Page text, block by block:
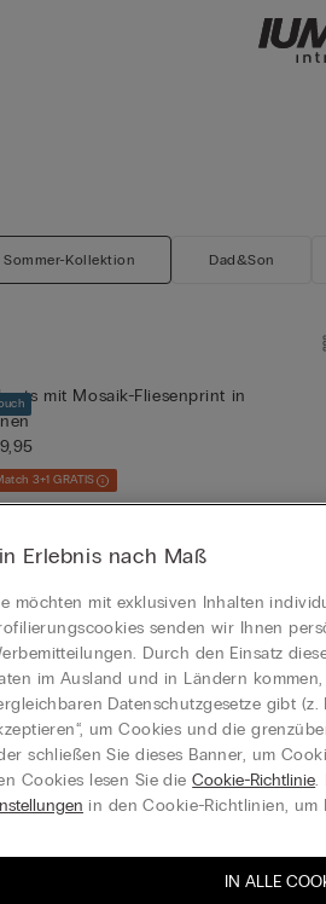
Sommer-Kollektion Dad&Son
mit Mosaik-Fliesenprint in
3+1 GRATIS
Erlebnis nach Maß
möchten mit exklusiven Inhalten
senden wir Ihnen
Durch den Einsatz
im Ausland und in Ländern
Datenschutzgesetze gibt (z.
um Cookies und die
schließen Sie dieses Banner, um
Cookies lesen Sie dieCookie-Richtlinie.
in den Cookie-Richtlinien, um
IN ALLE